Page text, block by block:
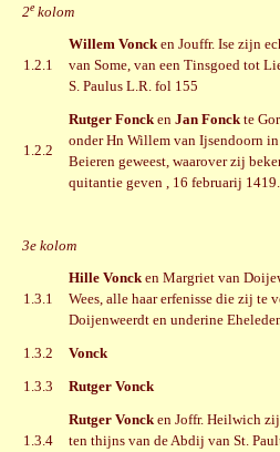
2ekolom
1.2.1
Willem Voncken Jouffr. Ise zijn
van Some, van een Tinsgoed tot
S. Paulus L.R. fol 155
1.2.2
Rutger Foncken Jan Fonckte
onder Hn Willem van Ijsendoorn
Beieren geweest, waarover zij
quitantie geven , 16 februarij
3e kolom
1.3.1
Hille Voncken Margriet van
Wees, alle haar erfenisse die zij te
Doijenweerdt en underine
1.3.2
Vonck
1.3.3
Rutger Vonck
1.3.4
Rutger Voncken Joffr. Heilwich
ten thijns van de Abdij van St.